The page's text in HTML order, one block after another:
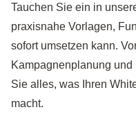
Tauchen Sie ein in
praxisnahe Vorlagen,
sofort umsetzen kann.
Kampagnenplanung
Sie alles, was Ihren
macht.